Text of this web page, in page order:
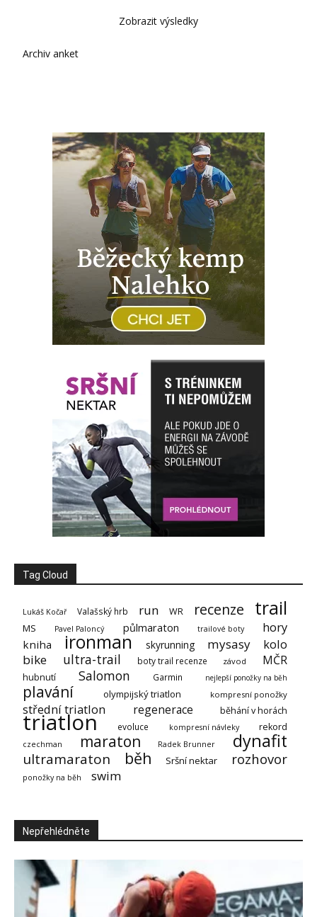
Zobrazit výsledky
Archiv anket
Tag Cloud
Lukáš Kočař Valašský hrb run WR recenze trail
MS Pavel Paloncý půlmaraton trailové boty hory
kniha ironman skyrunning mysasy
kolo
bike
ultra-trail boty trail recenze závod MČR
hubnutí Salomon Garmin nejlepší ponožky na běh
plavání olympijský triatlon kompresní ponožky
střední triatlon regenerace běhání v horách
triatlon evoluce kompresní návleky rekord
czechman maraton Radek Brunner dynafit
ultramaraton běh Sršní nektar rozhovor
ponožky na běh swim
Nepřehlédněte